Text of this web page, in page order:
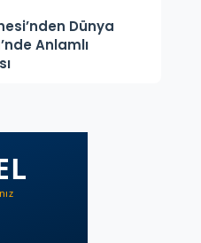
Dünya
Anlamlı